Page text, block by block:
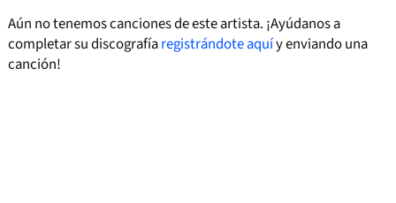
Aún no tenemos canciones de este artista. ¡Ayúdanos a
completar su discografíaregistrándote aquíy enviando una
canción!